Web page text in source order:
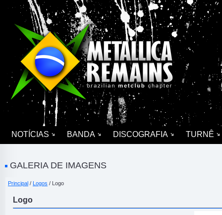
NOTÍCIAS BANDA DISCOGRAFIA TURNÊ
GALERIA DE IMAGENS
Principal / Logos / Logo
Logo